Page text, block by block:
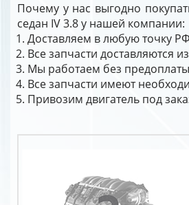
Почему у нас выгодно
седан IV 3.8 у нашей компании:
Доставляем в любую точку
Все запчасти доставляются
Мы работаем без предоплаты
Все запчасти имеют
Привозим двигатель под